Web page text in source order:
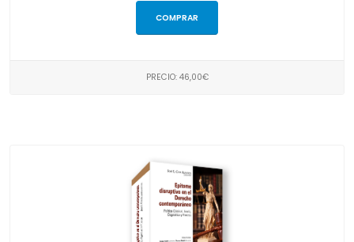
COMPRAR
PRECIO: 46,00€